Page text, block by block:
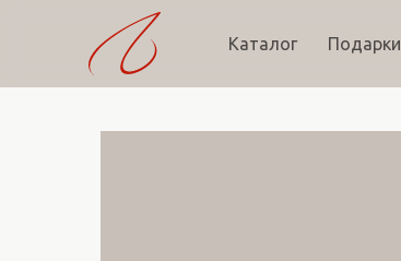
Каталог Подарки